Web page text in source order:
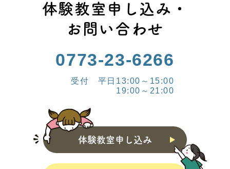
体験教室申し込み・
お問い合わせ
0773-23-6266
受付 平日13:00～15:00
19:00～21:00
体験教室申し込み